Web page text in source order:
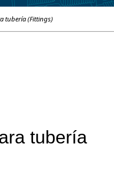
tubería (Fittings)
tubería